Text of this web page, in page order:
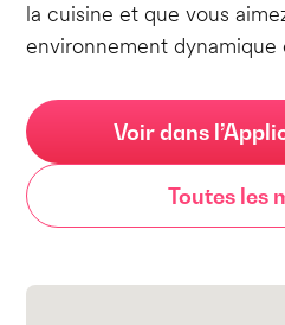
la cuisine et que vous
environnement dynamique
Voir dans
Toutes les